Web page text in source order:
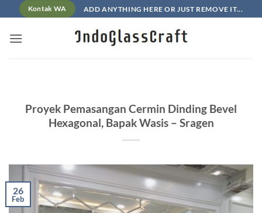
to
content
Kontak WA ADD ANYTHING HERE OR JUST REMOVE IT...
Proyek Pemasangan Cermin Dinding Bevel
Hexagonal, Bapak Wasis – Sragen
26
Feb